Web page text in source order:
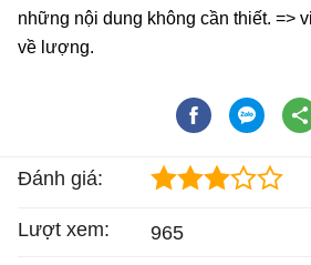
những nội dung không cần thiết. =>
về lượng.
Đánh giá:
Lượt xem: 965